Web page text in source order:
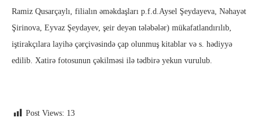
Ramiz Qusarçaylı, filialın əməkdaşları p.f.d.Aysel Şeydayeva, Nəhayət
Şirinova, Eyvaz Şeydayev, şeir deyən tələbələr) mükafatlandırılıb,
iştirakçılara layihə çərçivəsində çap olunmuş kitablar və s. hədiyyə
edilib. Xatirə fotosunun çəkilməsi ilə tədbirə yekun vurulub.
Post Views: 13